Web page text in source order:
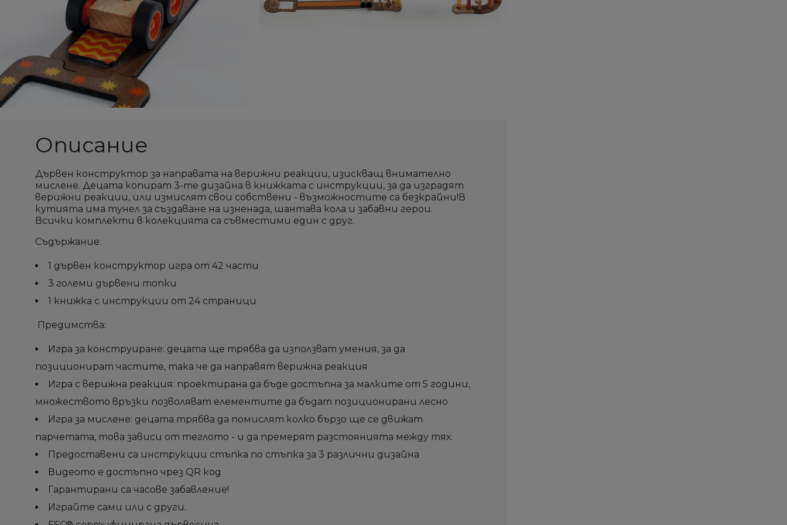
Описание
Дървен конструктор за направата на верижни реакции, изискващ внимателно
мислене. Децата копират 3-те дизайна в книжката с инструкции, за да изградят
верижни реакции, или измислят свои собствени - възможностите са безкрайни!В
кутията има тунел за създаване на изненада, шантава кола и забавни герои.
Всички комплекти в колекцията са съвместими един с друг.
Съдържание:
1 дървен конструктор игра от 42 части
3 големи дървени топки
1 книжка с инструкции от 24 страници
Предимства:
Игра за конструиране: децата ще трябва да използват умения, за да
позиционират частите, така че да направят верижна реакция
Игра с верижна реакция: проектирана да бъде достъпна за малките от 5 години,
множеството връзки позволяват елементите да бъдат позиционирани лесно
Игра за мислене: децата трябва да помислят колко бързо ще се движат
парчетата, това зависи от теглото - и да премерят разстоянията между тях.
Предоставени са инструкции стъпка по стъпка за 3 различни дизайна
Видеото е достъпно чрез QR код
Гарантирани са часове забавление!
Играйте сами или с други.